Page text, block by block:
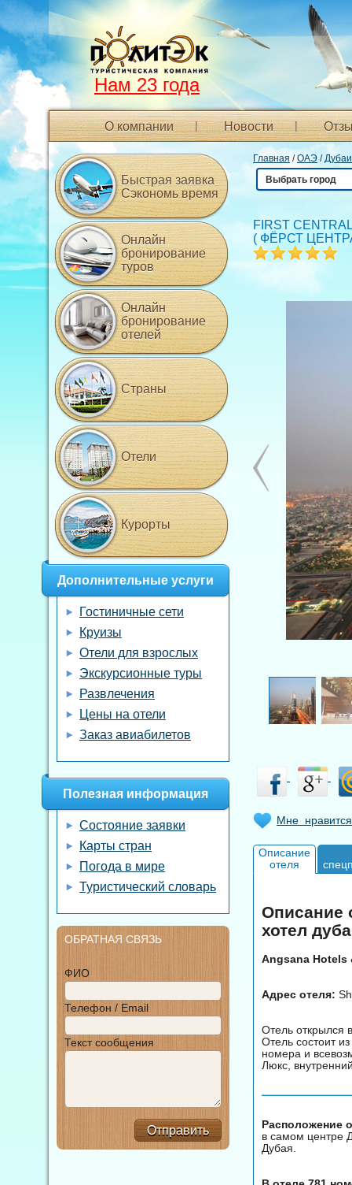
Нам 23 года
О компании Новости
Главная /ОАЭ /Дубаи
Выбрать город
FIRST
( ФЁРСТ
Мне
Описание
отеля
Описание
хотел
Angsana Hotels
Адрес отеля:
Отель открылся
Отель состоит
номера и
Люкс,
Расположение
в самом центре
Дубая.
Быстрая заявка
Сэкономь время
Онлайн
бронирование
туров
Онлайн
бронирование
отелей
Страны
Отели
Курорты
Дополнительные услуги
Гостиничные сети
Круизы
Отели для взрослых
Экскурсионные туры
Развлечения
Цены на отели
Заказ авиабилетов
Полезная информация
Состояние заявки
Карты стран
Погода в мире
Туристический словарь
ОБРАТНАЯ СВЯЗЬ
ФИО
Телефон / Email
Текст сообщения
Отправить